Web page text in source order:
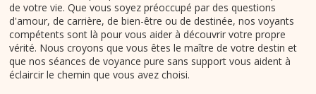
de votre vie. Que vous soyez préoccupé par des questions
d'amour, de carrière, de bien-être ou de destinée, nos voyants
compétents sont là pour vous aider à découvrir votre propre
vérité. Nous croyons que vous êtes le maître de votre destin et
que nos séances de voyance pure sans support vous aident à
éclaircir le chemin que vous avez choisi.